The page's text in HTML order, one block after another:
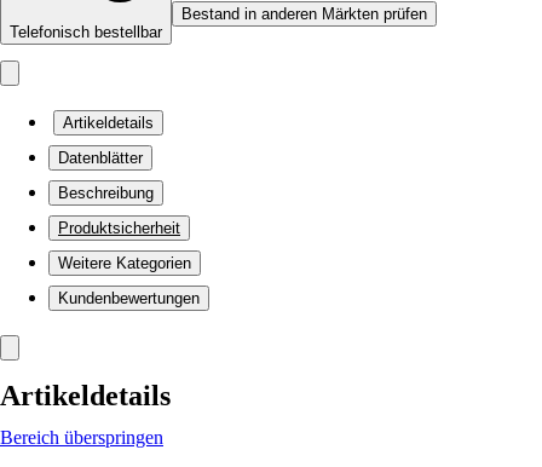
Telefonisch bestellbar
Bestand in anderen Märkten prüfen
Artikeldetails
Datenblätter
Beschreibung
Produktsicherheit
Weitere Kategorien
Kundenbewertungen
Artikeldetails
Bereich überspringen